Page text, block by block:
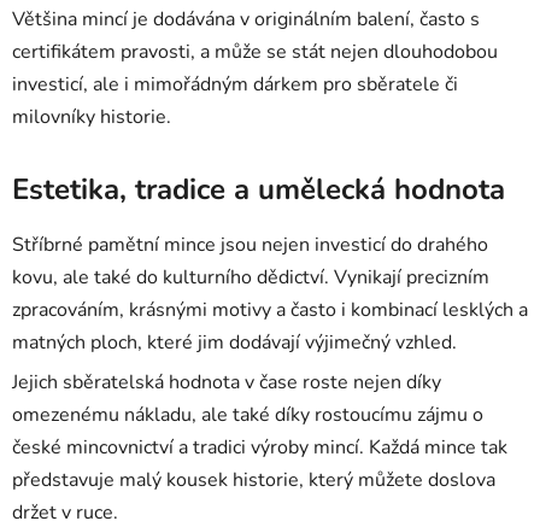
Většina mincí je dodávána v originálním balení, často s
certifikátem pravosti, a může se stát nejen dlouhodobou
investicí, ale i mimořádným dárkem pro sběratele či
milovníky historie.
Estetika, tradice a umělecká hodnota
Stříbrné pamětní mince jsou nejen investicí do drahého
kovu, ale také do kulturního dědictví. Vynikají precizním
zpracováním, krásnými motivy a často i kombinací lesklých a
matných ploch, které jim dodávají výjimečný vzhled.
Jejich sběratelská hodnota v čase roste nejen díky
omezenému nákladu, ale také díky rostoucímu zájmu o
české mincovnictví a tradici výroby mincí. Každá mince tak
představuje malý kousek historie, který můžete doslova
držet v ruce.